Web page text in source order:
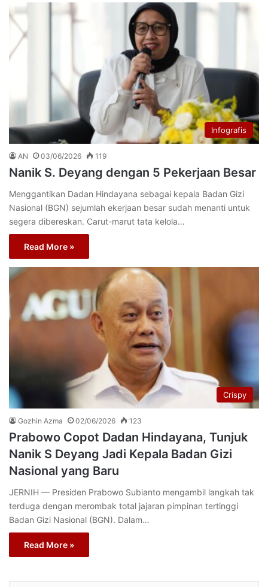
Infografis
AN 03/06/2026 119
Nanik S. Deyang dengan 5 Pekerjaan Besar
Menggantikan Dadan Hindayana sebagai kepala Badan Gizi
Nasional (BGN) sejumlah ekerjaan besar sudah menanti untuk
segera dibereskan. Carut-marut tata kelola…
Read More »
Crispy
Gozhin Azma 02/06/2026 123
Prabowo Copot Dadan Hindayana, Tunjuk
Nanik S Deyang Jadi Kepala Badan Gizi
Nasional yang Baru
JERNIH — Presiden Prabowo Subianto mengambil langkah tak
terduga dengan merombak total jajaran pimpinan tertinggi
Badan Gizi Nasional (BGN). Dalam…
Read More »